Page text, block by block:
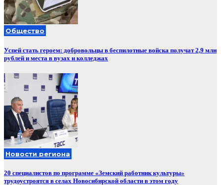
Общество
Успей стать героем: добровольцы в беспилотные войска получат 2,9 млн
рублей и места в вузах и колледжах
Новости региона
20 специалистов по программе «Земский работник культуры»
трудоустроятся в селах Новосибирской области в этом году